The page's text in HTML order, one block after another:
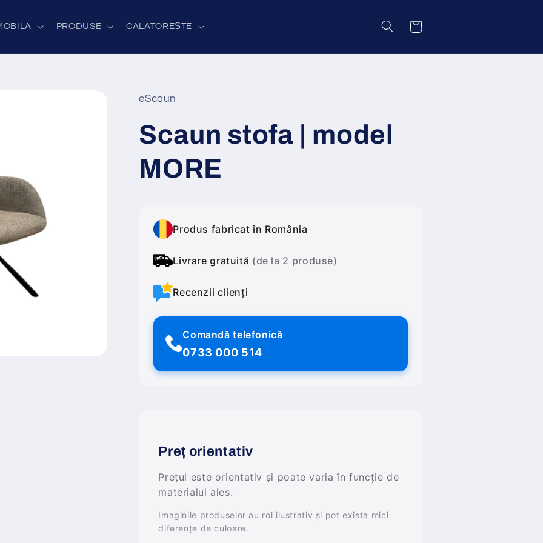
PRODUSE CALATOREȘTE Coș
eScaun
Scaun stofa | model
MORE
Produs fabricat în România
Livrare gratuită (de la 2 produse)
Recenzii clienți
Comandă telefonică
0733 000 514
Preț orientativ
Prețul este orientativ și poate varia în funcție de
materialul ales.
Imaginile produselor au rol ilustrativ și pot exista mici
diferențe de culoare.